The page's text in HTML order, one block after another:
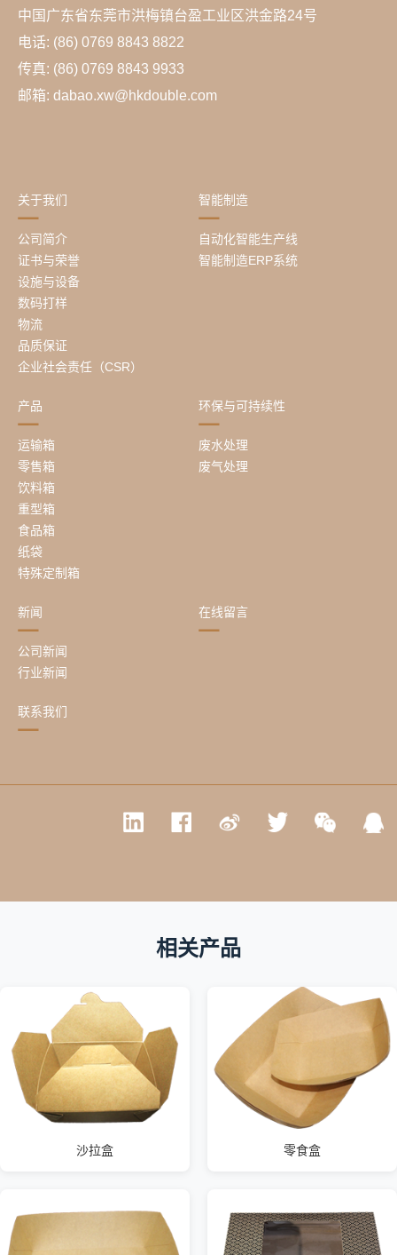
中国广东省东莞市洪梅镇台盈工业区洪金路24号
电话: (86) 0769 8843 8822
传真: (86) 0769 8843 9933
邮箱: dabao.xw@hkdouble.com
关于我们
公司简介
证书与荣誉
设施与设备
数码打样
物流
品质保证
企业社会责任（CSR）
智能制造
自动化智能生产线
智能制造ERP系统
产品
运输箱
零售箱
饮料箱
重型箱
食品箱
纸袋
特殊定制箱
环保与可持续性
废水处理
废气处理
新闻
公司新闻
行业新闻
在线留言
联系我们
相关产品
沙拉盒 零食盒